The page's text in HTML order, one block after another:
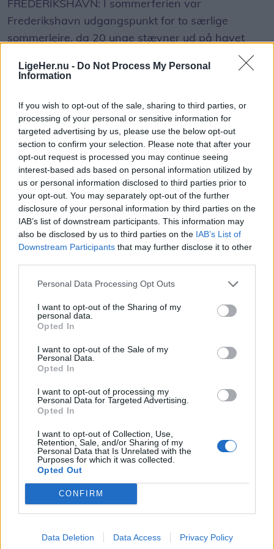
LigeHer.nu - Do Not Process My Personal
Information
If you wish to opt-out of the sale, sharing to third parties, or
processing of your personal or sensitive information for
targeted advertising by us, please use the below opt-out
section to confirm your selection. Please note that after your
opt-out request is processed you may continue seeing
interest-based ads based on personal information utilized by
us or personal information disclosed to third parties prior to
your opt-out. You may separately opt-out of the further
disclosure of your personal information by third parties on the
IAB’s list of downstream participants. This information may
also be disclosed by us to third parties on the IAB’s List of
Downstream Participants that may further disclose it to other
Personal Data Processing Opt Outs
I want to opt-out of the Sharing of my
personal data.
Opted In
I want to opt-out of the Sale of my
Personal Data.
Opted In
I want to opt-out of processing my
Personal Data for Targeted Advertising.
Opted In
I want to opt-out of Collection, Use,
Retention, Sale, and/or Sharing of my
Personal Data that Is Unrelated with the
Purposes for which it was collected.
Opted Out
CONFIRM
Data Deletion Data Access Privacy Policy
Usædvanligt syn
Ifølge Annika Thomsen er det usædvanligt at se
Arten ses blandt andet omkring England, Skotland
og Irland og kan også forekomme længere ude i
Nordsøen.
- Det er lidt usædvanligt, at den er lige her. Man
kan godt opleve dem tættere på kysten andre
steder, men ikke normalt her, siger hun.
Hvorfor brugden er kommet så tæt på stranden
ved Ålbæk, er svært at sige.
En mulig forklaring kan være, at den har fulgt
føden. Brugden lever af plankton.
- Hvis der har været rigeligt med plankton, kan
den være svømmet ind med strømmen, siger
Annika Thomsen.
Det er dog ikke noget, Annika Thomsen kan
afgøre ud fra videooptagelserne.
FREDERIKSHAVN: I sommerferien var
Frederikshavn udgangspunkt for to særlige
sommerlejre, da 20 unge stævner ud på havet
pressemeddelelse.
Sommerlejrene til søs er en del af Blå Kors
Danmarks ferietilbud til børn og unge. I løbet af
sommeren sejlede ét togt fra Dania ved Mariager
til Frederikshavn, mens et andet havde afgang fra
Frederikshavn og sluttede i Dania ved Mariager.
I alt deltog 20 unge i alderen 13-17 år.
Lejrene er gennemført i samarbejde med
Foreningen Skibet Agape. Ombord blev de unge
omkring skibet.
Vis mere
Del artikel
Kategorier
Aktuelt
Mennesker
Shopping
Mad & drikke
Nyeste